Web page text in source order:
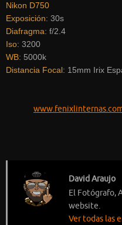
Nikon D750
Exposición: 30s
Diafragma: f/2.4
Iso: 3200
WB: 5000k
Distancia Focal: 15mm Irix
David Araujo
El Fotógrafo,
website.
Ver todas las